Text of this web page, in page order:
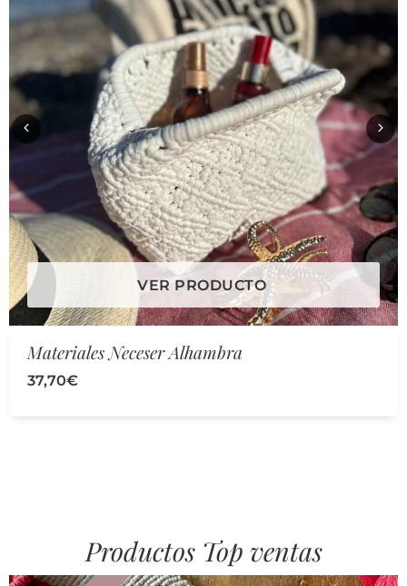
VER PRODUCTO
Materiales Neceser Alhambra
37,70€
Productos Top ventas